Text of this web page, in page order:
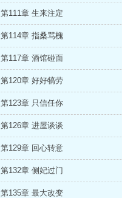
第111章 生来注定
第114章 指桑骂槐
第117章 酒馆碰面
第120章 好好犒劳
第123章 只信任你
第126章 进屋谈谈
第129章 回心转意
第132章 侧妃过门
第135章 最大改变